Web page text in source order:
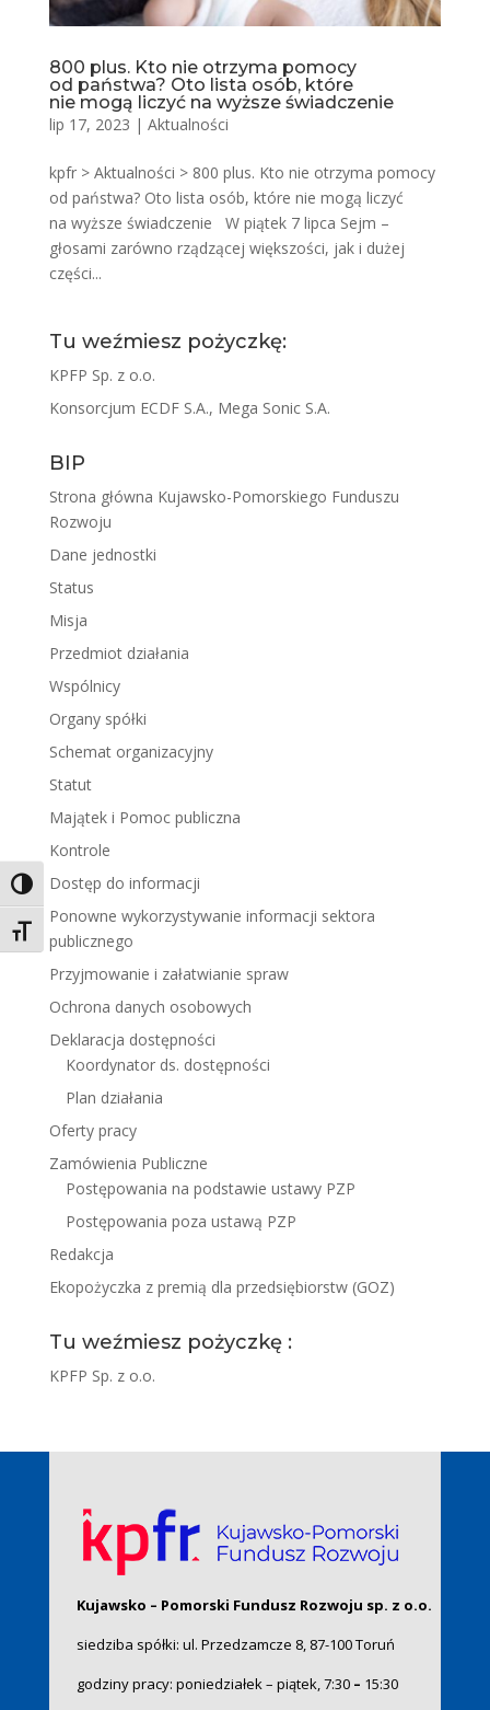
Toggle High Contrast
Toggle Font size
800 plus. Kto nie otrzyma pomocy
od państwa? Oto lista osób, które
nie mogą liczyć na wyższe świadczenie
lip 17, 2023 | Aktualności
kpfr > Aktualności > 800 plus. Kto nie otrzyma pomocy
od państwa? Oto lista osób, które nie mogą liczyć
na wyższe świadczenie W piątek 7 lipca Sejm –
głosami zarówno rządzącej większości, jak i dużej
części...
Tu weźmiesz pożyczkę:
KPFP Sp. z o.o.
Konsorcjum ECDF S.A., Mega Sonic S.A.
BIP
Strona główna Kujawsko-Pomorskiego Funduszu
Rozwoju
Dane jednostki
Status
Misja
Przedmiot działania
Wspólnicy
Organy spółki
Schemat organizacyjny
Statut
Majątek i Pomoc publiczna
Kontrole
Dostęp do informacji
Ponowne wykorzystywanie informacji sektora
publicznego
Przyjmowanie i załatwianie spraw
Ochrona danych osobowych
Deklaracja dostępności
Koordynator ds. dostępności
Plan działania
Oferty pracy
Zamówienia Publiczne
Postępowania na podstawie ustawy PZP
Postępowania poza ustawą PZP
Redakcja
Ekopożyczka z premią dla przedsiębiorstw (GOZ)
Tu weźmiesz pożyczkę :
KPFP Sp. z o.o.
Kujawsko – Pomorski Fundusz Rozwoju sp. z o.o.
siedziba spółki: ul. Przedzamcze 8, 87-100 Toruń
godziny pracy: poniedziałek – piątek, 7:30– 15:30